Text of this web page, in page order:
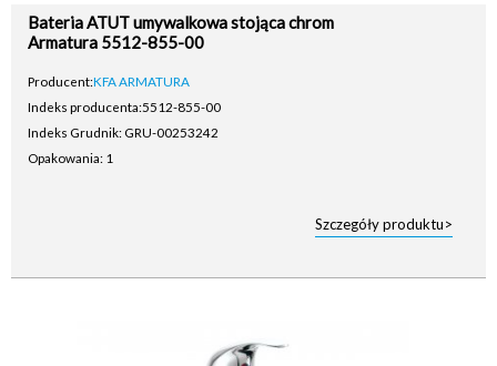
Bateria ATUT umywalkowa stojąca chrom
Armatura 5512-855-00
Producent:KFA ARMATURA
Indeks producenta:5512-855-00
Indeks Grudnik: GRU-00253242
Opakowania: 1
Szczegóły produktu>